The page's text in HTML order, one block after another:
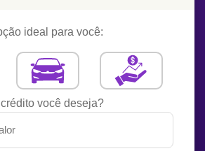
ideal para você:
você deseja?